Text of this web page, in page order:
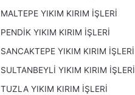
MALTEPE YIKIM KIRIM İŞLERİ
PENDİK YIKIM KIRIM İŞLERİ
SANCAKTEPE YIKIM KIRIM İŞLERİ
SULTANBEYLİ YIKIM KIRIM İŞLERİ
TUZLA YIKIM KIRIM İŞLERİ